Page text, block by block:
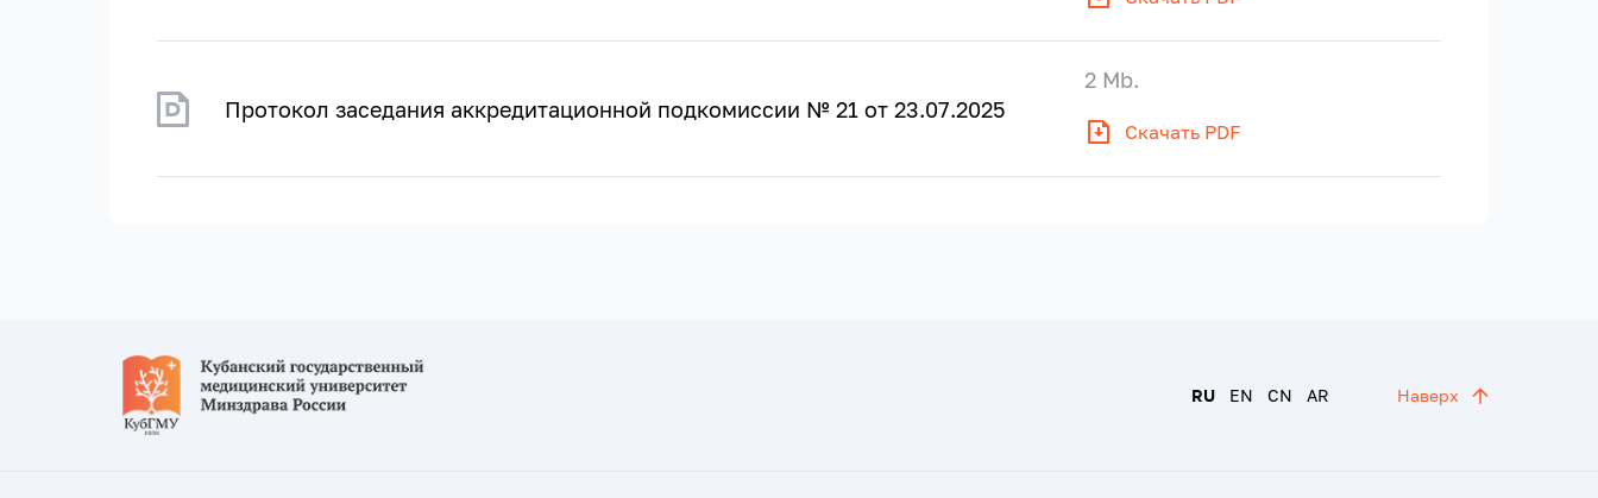
Протокол заседания аккредитационной подкомиссии № 21 от 23.07.2025
Скачать PDF
2 Mb.
RU EN CN AR Наверх